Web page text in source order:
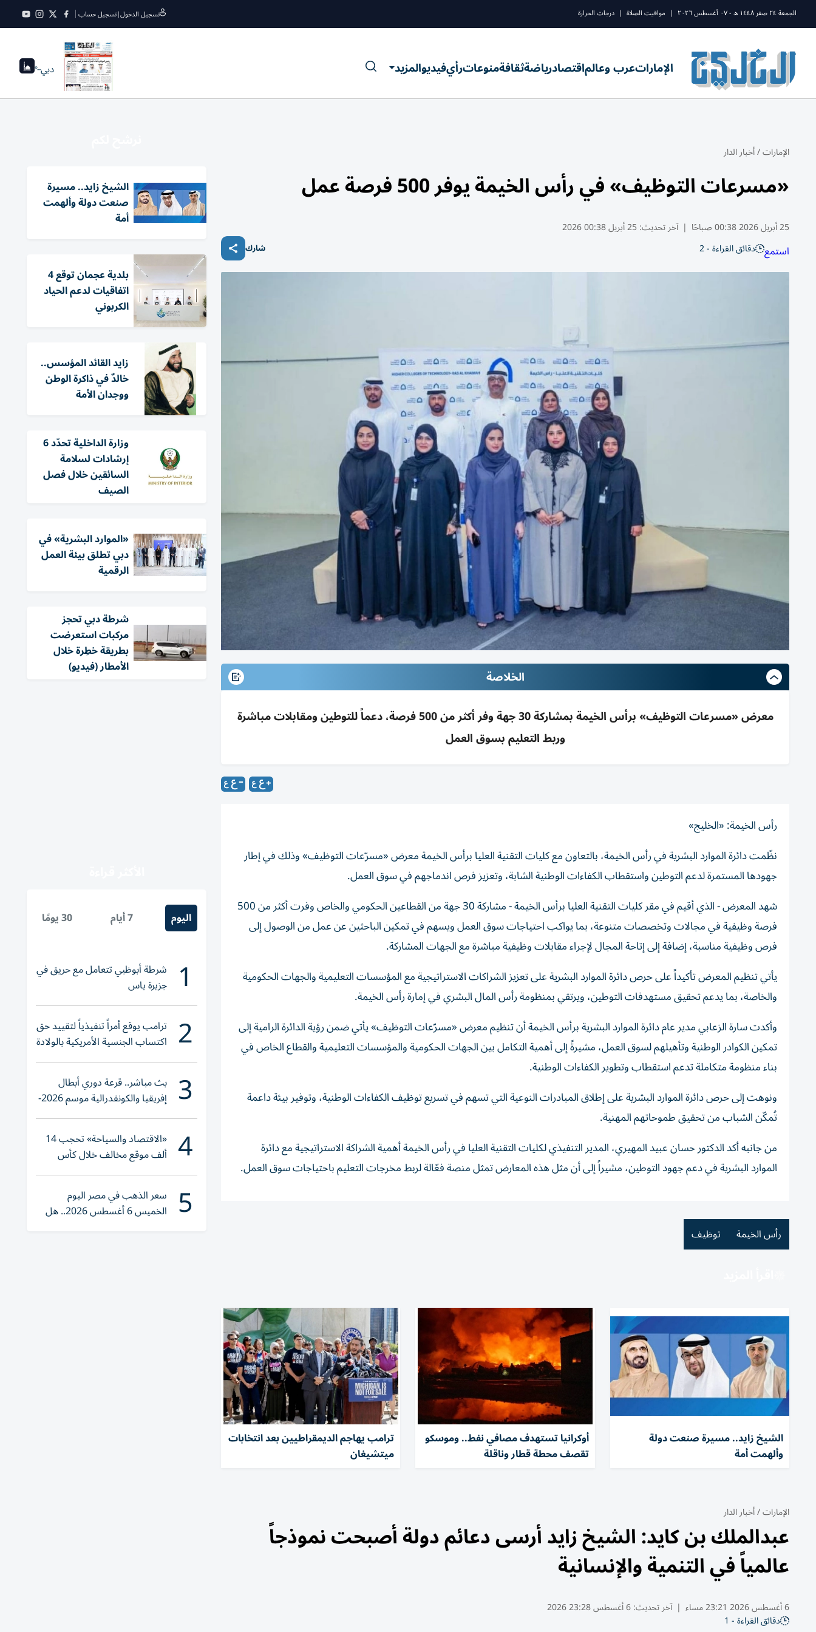
الجمعة ٢٤ صفر ١٤٤٨ ه - ٠٧ أغسطس ٢٠٢٦ | مواقيت الصلاة | درجات الحرارة تسجيل الدخول|تسجيل حساب
الإماراتعرب وعالماقتصادرياضةثقافةمنوعاترأيفيديوالمزيد دبي--°
الإمارات/أخبار الدار
«مسرعات التوظيف» في رأس الخيمة يوفر 500 فرصة عمل
25 أبريل 2026 00:38 صباحًا | آخر تحديث:25 أبريل 00:38 2026
استمع دقائق القراءة - 2 شارك
الخلاصة
معرض «مسرعات التوظيف» برأس الخيمة بمشاركة 30 جهة وفر أكثر من 500 فرصة، دعماً للتوطين ومقابلات مباشرة
وربط التعليم بسوق العمل
رأس الخيمة: «الخليج»
نظّمت دائرة الموارد البشرية في رأس الخيمة، بالتعاون مع كليات التقنية العليا برأس الخيمة معرض «مسرّعات التوظيف» وذلك في إطار
جهودها المستمرة لدعم التوطين واستقطاب الكفاءات الوطنية الشابة، وتعزيز فرص اندماجهم في سوق العمل.
شهد المعرض - الذي أقيم في مقر كليات التقنية العليا برأس الخيمة - مشاركة 30 جهة من القطاعين الحكومي والخاص وفرت أكثر من 500
فرصة وظيفية في مجالات وتخصصات متنوعة، بما يواكب احتياجات سوق العمل ويسهم في تمكين الباحثين عن عمل من الوصول إلى
فرص وظيفية مناسبة، إضافة إلى إتاحة المجال لإجراء مقابلات وظيفية مباشرة مع الجهات المشاركة.
يأتي تنظيم المعرض تأكيداً على حرص دائرة الموارد البشرية على تعزيز الشراكات الاستراتيجية مع المؤسسات التعليمية والجهات الحكومية
والخاصة، بما يدعم تحقيق مستهدفات التوطين، ويرتقي بمنظومة رأس المال البشري في إمارة رأس الخيمة.
وأكدت سارة الزعابي مدير عام دائرة الموارد البشرية برأس الخيمة أن تنظيم معرض «مسرّعات التوظيف» يأتي ضمن رؤية الدائرة الرامية إلى
تمكين الكوادر الوطنية وتأهيلهم لسوق العمل، مشيرةً إلى أهمية التكامل بين الجهات الحكومية والمؤسسات التعليمية والقطاع الخاص في
بناء منظومة متكاملة تدعم استقطاب وتطوير الكفاءات الوطنية.
ونوهت إلى حرص دائرة الموارد البشرية على إطلاق المبادرات النوعية التي تسهم في تسريع توظيف الكفاءات الوطنية، وتوفير بيئة داعمة
تُمكّن الشباب من تحقيق طموحاتهم المهنية.
من جانبه أكد الدكتور حسان عبيد المهيري، المدير التنفيذي لكليات التقنية العليا في رأس الخيمة أهمية الشراكة الاستراتيجية مع دائرة
الموارد البشرية في دعم جهود التوطين، مشيراً إلى أن مثل هذه المعارض تمثل منصة فعّالة لربط مخرجات التعليم باحتياجات سوق العمل.
رأس الخيمة توظيف
الشيخ زايد.. مسيرة صنعت دولة
وألهمت أمة
أوكرانيا تستهدف مصافي نفط.. وموسكو
تقصف محطة قطار وناقلة
ترامب يهاجم الديمقراطيين بعد انتخابات
ميتشيغان
الإمارات/أخبار الدار
عبدالملك بن كايد: الشيخ زايد أرسى دعائم دولة أصبحت نموذجاً
عالمياً في التنمية والإنسانية
6 أغسطس 2026 23:21 مساء | آخر تحديث:6 أغسطس 23:28 2026
دقائق القراءة - 1
الشيخ زايد.. مسيرة
صنعت دولة وألهمت
أمة
بلدية عجمان توقع 4
اتفاقيات لدعم الحياد
الكربوني
زايد القائد المؤسس..
خالدٌ في ذاكرة الوطن
ووجدان الأمة
وزارة الداخلية تحدّد 6
إرشادات لسلامة
السائقين خلال فصل
الصيف
«الموارد البشرية» في
دبي تطلق بيئة العمل
الرقمية
شرطة دبي تحجز
مركبات استعرضت
بطريقة خطِرة خلال
الأمطار (فيديو)
اليوم 7 أيام 30 يومًا
1 شرطة أبوظبي تتعامل مع حريق في
جزيرة ياس
2 ترامب يوقع أمراً تنفيذياً لتقييد حق
اكتساب الجنسية الأمريكية بالولادة
3 بث مباشر.. قرعة دوري أبطال
إفريقيا والكونفدرالية موسم 2026-
2027
4 «الاقتصاد والسياحة» تحجب 14
ألف موقع مخالف خلال كأس
العالم 2026
5 سعر الذهب في مصر اليوم
الخميس 6 أغسطس 2026.. هل